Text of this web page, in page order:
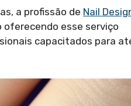
a profissão de Nail
oferecendo esse serviço
capacitados para